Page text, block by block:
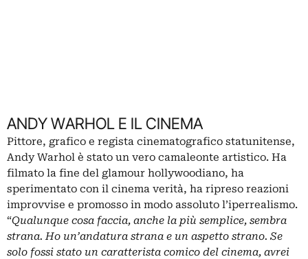
ANDY WARHOL E IL CINEMA
Pittore, grafico e regista cinematografico statunitense,
Andy Warhol è stato un vero camaleonte artistico. Ha
filmato la fine del glamour hollywoodiano, ha
sperimentato con il cinema verità, ha ripreso reazioni
improvvise e promosso in modo assoluto l’iperrealismo.
“Qualunque cosa faccia, anche la più semplice, sembra
strana. Ho un’andatura strana e un aspetto strano. Se
solo fossi stato un caratterista comico del cinema, avrei